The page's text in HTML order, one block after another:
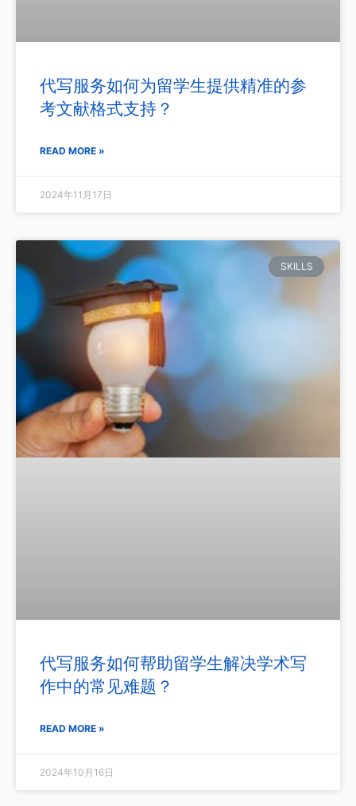
代写服务如何为留学生提供精准的参
考文献格式支持？
READ MORE »
2024年11月17日
SKILLS
代写服务如何帮助留学生解决学术写
作中的常见难题？
READ MORE »
2024年10月16日